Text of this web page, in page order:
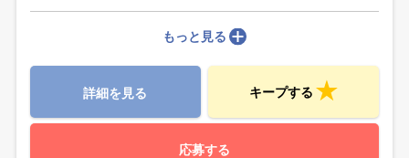
もっと見る
詳細を見る キープする
応募する